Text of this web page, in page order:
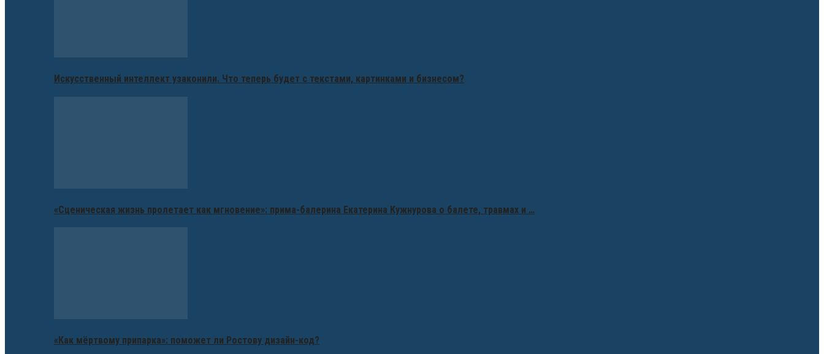
Искусственный интеллект узаконили. Что теперь будет с текстами, картинками и бизнесом?
«Сценическая жизнь пролетает как мгновение»: прима-балерина Екатерина Кужнурова о балете, травмах и …
«Как мёртвому припарка»: поможет ли Ростову дизайн-код?